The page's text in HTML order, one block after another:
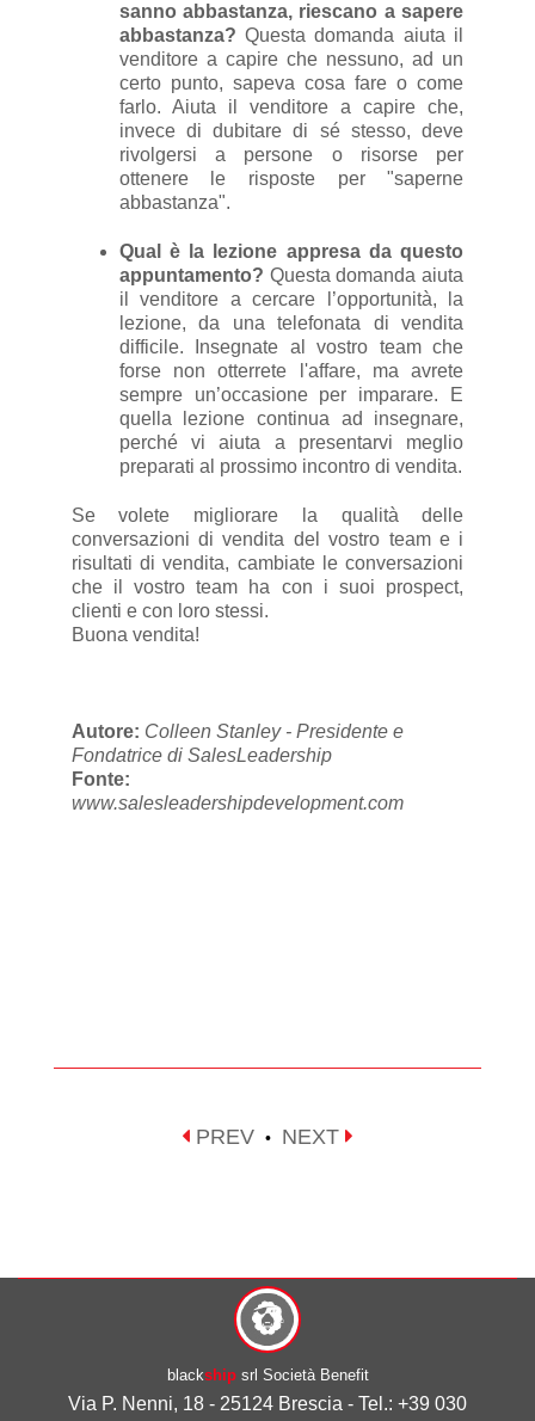
sanno abbastanza, riescano a sapere
abbastanza? Questa domanda aiuta il
venditore a capire che nessuno, ad un
certo punto, sapeva cosa fare o come
farlo. Aiuta il venditore a capire che,
invece di dubitare di sé stesso, deve
rivolgersi a persone o risorse per
ottenere le risposte per "saperne
abbastanza".
Qual è la lezione appresa da questo
appuntamento? Questa domanda aiuta
il venditore a cercare l’opportunità, la
lezione, da una telefonata di vendita
difficile. Insegnate al vostro team che
forse non otterrete l'affare, ma avrete
sempre un’occasione per imparare. E
quella lezione continua ad insegnare,
perché vi aiuta a presentarvi meglio
preparati al prossimo incontro di vendita.
Se volete migliorare la qualità delle
conversazioni di vendita del vostro team e i
risultati di vendita, cambiate le conversazioni
che il vostro team ha con i suoi prospect,
clienti e con loro stessi.
Buona vendita!
Autore: Colleen Stanley - Presidente e
Fondatrice di SalesLeadership
Fonte:
www.salesleadershipdevelopment.com
PREV • NEXT
blackshipsrl Società Benefit
Via P. Nenni, 18 - 25124 Brescia - Tel.: +39 030